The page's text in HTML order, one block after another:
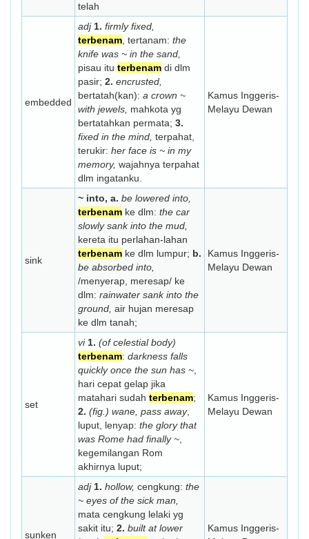
telah
embedded
adj 1. firmly fixed,
terbenam , tertanam: the
knife was ~ in the sand,
pisau itu terbenam di dlm
pasir; 2. encrusted,
bertatah(kan): a crown ~
with jewels, mahkota yg
bertatahkan permata; 3.
fixed in the mind, terpahat,
terukir: her face is ~ in my
memory, wajahnya terpahat
dlm ingatanku.
Kamus Inggeris-
Melayu Dewan
sink
~ into, a. be lowered into,
terbenam ke dlm: the car
slowly sank into the mud,
kereta itu perlahan-lahan
terbenam ke dlm lumpur; b.
be absorbed into,
/menyerap, meresap/ ke
dlm: rainwater sank into the
ground, air hujan meresap
ke dlm tanah;
Kamus Inggeris-
Melayu Dewan
set
vi 1. (of celestial body)
terbenam: darkness falls
quickly once the sun has ~
hari cepat gelap jika
matahari sudah terbenam;
2. (fig.) wane, pass away,
luput, lenyap: the glory that
was Rome had finally ~
kegemilangan Rom
akhirnya luput;
Kamus Inggeris-
Melayu Dewan
sunken
adj 1. hollow, cengkung: the
~ eyes of the sick man,
mata cengkung lelaki yg
sakit itu; 2. built at lower
Kamus Inggeris-